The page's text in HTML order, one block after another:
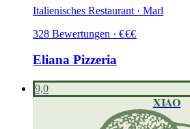
Italienisches Restaurant · Marl
328 Bewertungen · €€€
Eliana Pizzeria
9,0
XIAO